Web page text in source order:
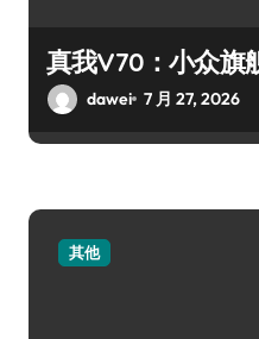
真我V70：小众旗
dawei 7 月 27, 2026
其他